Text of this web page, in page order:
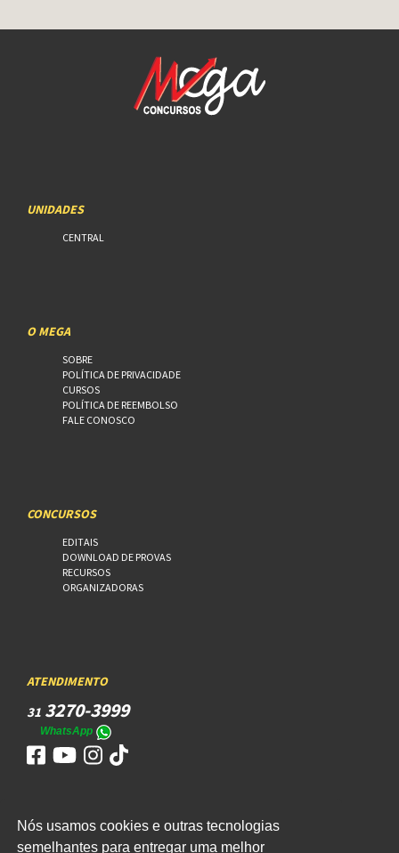
Nós usamos cookies e outras tecnologias
semelhantes para entregar uma melhor
UNIDADES
CENTRAL
O MEGA
SOBRE
POLÍTICA DE PRIVACIDADE
CURSOS
POLÍTICA DE REEMBOLSO
FALE CONOSCO
CONCURSOS
EDITAIS
DOWNLOAD DE PROVAS
RECURSOS
ORGANIZADORAS
ATENDIMENTO
31 3270-3999
WhatsApp
ACESSO